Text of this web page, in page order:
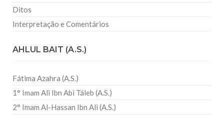
Ditos
Interpretação e Comentários
AHLUL BAIT (A.S.)
Fátima Azahra (A.S.)
1° Imam Ali Ibn Abi Táleb (A.S.)
2° Imam Al-Hassan Ibn Ali (A.S.)